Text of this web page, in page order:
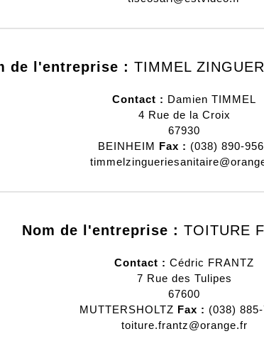
de l'entreprise : TIMMEL
Contact : Damien TIMMEL
4 Rue de la Croix
67930
BEINHEIM
Fax : (038) 890-
Nom de l'entreprise : TOITURE
Contact : Cédric FRANTZ
7 Rue des Tulipes
67600
MUTTERSHOLTZ Fax : (038)
toiture.frantz@orange.fr